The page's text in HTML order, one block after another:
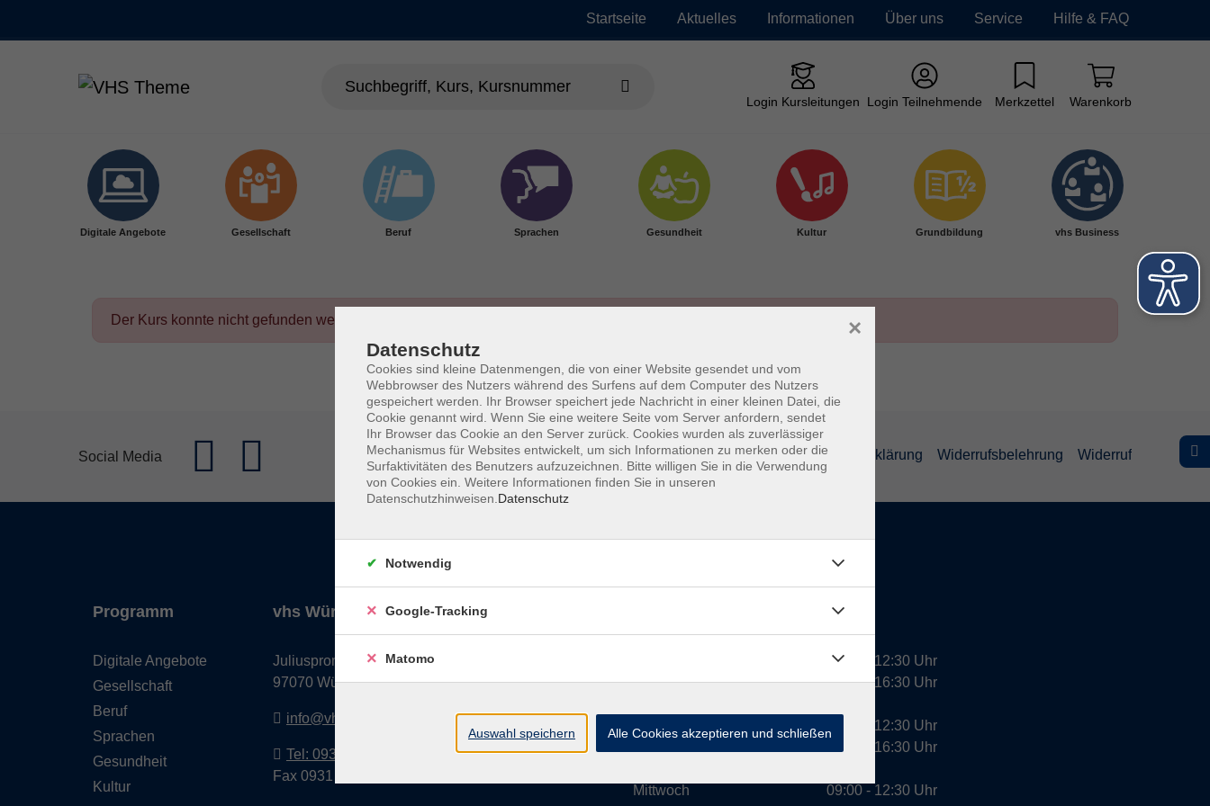
Startseite Aktuelles Informationen Über uns Service Hilfe & FAQ
Login Kursleitungen Login Teilnehmende Merkzettel Warenkorb
Digitale Angebote Gesellschaft Beruf Sprachen Gesundheit Kultur Grundbildung vhs Business
Der Kurs konnte nicht gefunden werden.
Social Media Impressum AGBs Datenschutzerklärung Barrierefreiheitserklärung Widerrufsbelehrung Widerruf
Programm
Digitale Angebote
Gesellschaft
Beruf
Sprachen
Gesundheit
Kultur
vhs Würzburg & Umgebung e. V.
Juliuspromenade 68
97070 Würzburg
info@vhs-wuerzburg.de
Tel: 0931 35593 0
Fax 0931 35593-20
Dienstag
Mittwoch
09:00 - 12:30 Uhr
13:00 - 16:30 Uhr
10:00 - 12:30 Uhr
13:00 - 16:30 Uhr
09:00 - 12:30 Uhr
Datenschutz
Cookies sind kleine Datenmengen, die von einer Website gesendet und vom
Webbrowser des Nutzers während des Surfens auf dem Computer des Nutzers
gespeichert werden. Ihr Browser speichert jede Nachricht in einer kleinen Datei, die
Cookie genannt wird. Wenn Sie eine weitere Seite vom Server anfordern, sendet
Ihr Browser das Cookie an den Server zurück. Cookies wurden als zuverlässiger
Mechanismus für Websites entwickelt, um sich Informationen zu merken oder die
Surfaktivitäten des Benutzers aufzuzeichnen. Bitte willigen Sie in die Verwendung
von Cookies ein. Weitere Informationen finden Sie in unseren
Datenschutzhinweisen. Datenschutz
×
Notwendig
Google-Tracking
Matomo
Auswahl speichern Alle Cookies akzeptieren und schließen